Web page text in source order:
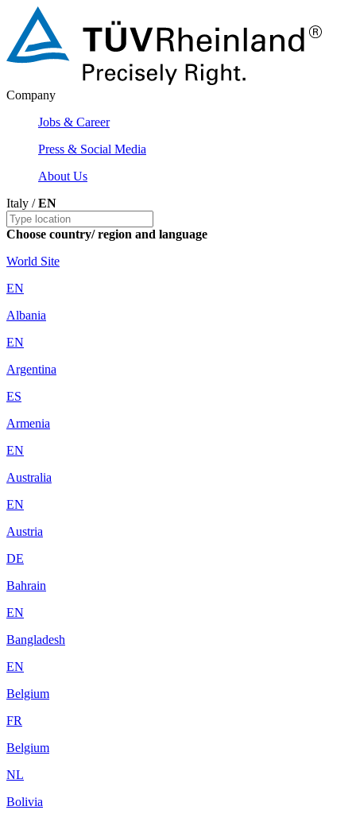
Company
Jobs & Career
Press & Social Media
About Us
Italy /EN
Choose country/ region and language
World Site
EN
Albania
EN
Argentina
ES
Armenia
EN
Australia
EN
Austria
DE
Bahrain
EN
Bangladesh
EN
Belgium
FR
Belgium
NL
Bolivia